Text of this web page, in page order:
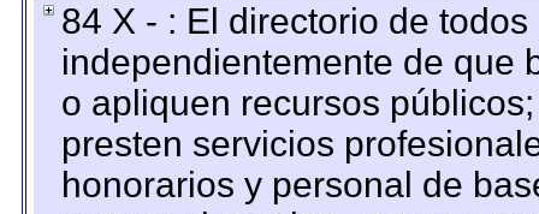
84 X - : El directorio de
independientemente de que
o apliquen recursos
presten servicios
honorarios y personal de